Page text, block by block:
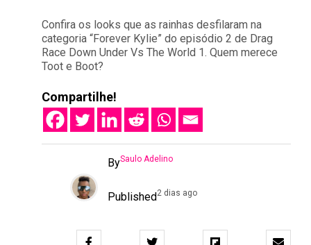
Confira os looks que as rainhas desfilaram na
categoria “Forever Kylie” do episódio 2 de Drag
Race Down Under Vs The World 1. Quem merece
Toot e Boot?
Compartilhe!
BySaulo Adelino
Published2 dias ago